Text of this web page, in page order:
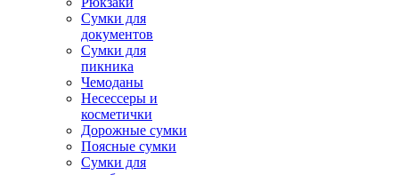
Сумки для
документов
Сумки для
пикника
Чемоданы
Несессеры и
косметички
Дорожные сумки
Поясные сумки
Сумки для